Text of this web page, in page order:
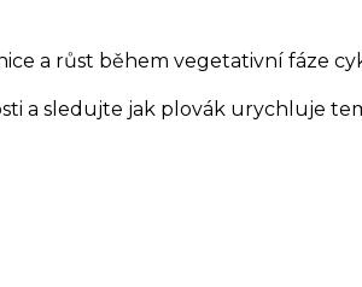
a růst během vegetativní fáze
a sledujte jak plovák urychluje